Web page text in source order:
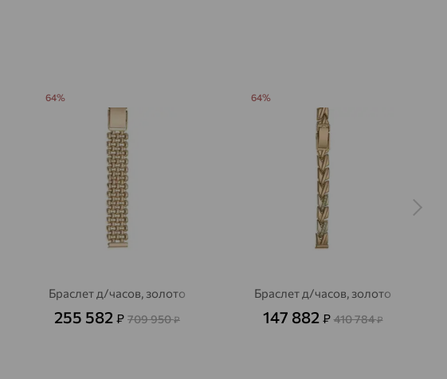
Браслет д/часов, золото
255 582 ₽ 709 950₽
64%
Браслет д/часов, золото
147 882 ₽ 410 784₽
64%